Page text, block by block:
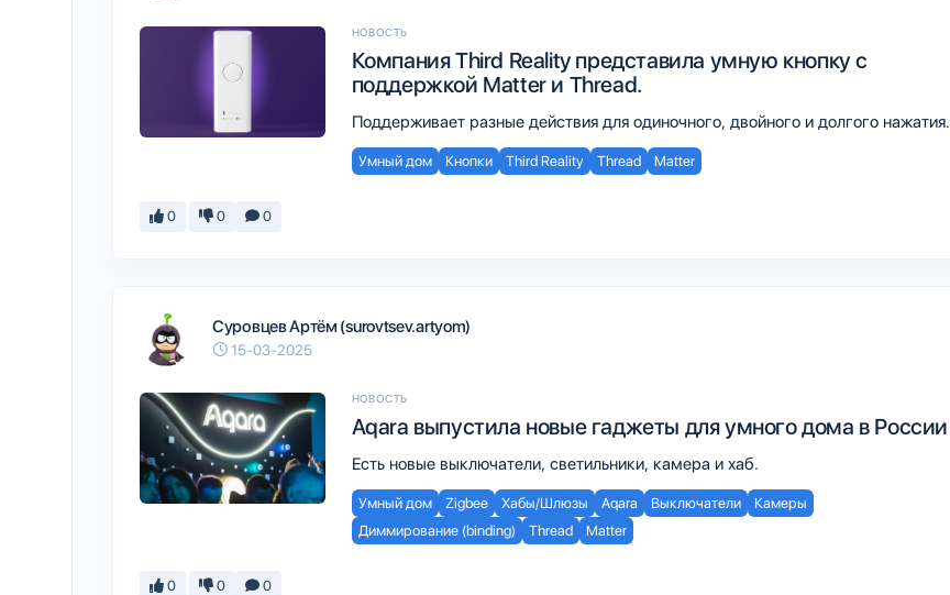
НОВОСТЬ
Компания Third Reality представила умную кнопку с
поддержкой Matter и Thread.
Поддерживает разные действия для одиночного, двойного и долгого нажатия.
Умный дом Кнопки Third Reality Thread Matter
0 0 0
Суровцев Артём (surovtsev.artyom)
15-03-2025
НОВОСТЬ
Aqara выпустила новые гаджеты для умного дома в России
Есть новые выключатели, светильники, камера и хаб.
Умный дом Zigbee Хабы/Шлюзы Aqara Выключатели
Камеры
Диммирование (binding)
Thread Matter
0 0 0